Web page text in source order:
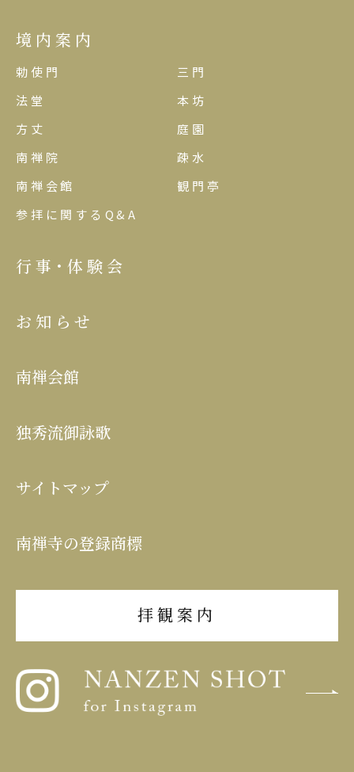
境内案内
勅使門
三門
法堂
本坊
方丈
庭園
南禅院
疎水
南禅会館
観門亭
参拝に関するQ&A
行事･体験会
お知らせ
南禅会館
独秀流御詠歌
サイトマップ
南禅寺の登録商標
拝観案内